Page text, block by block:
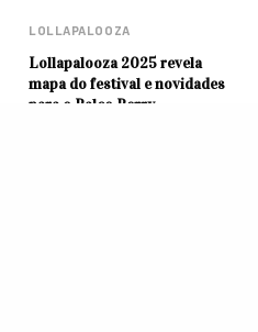
LOLLAPALOOZA
Lollapalooza 2025 revela
mapa do festival e novidades
para o Palco Perry